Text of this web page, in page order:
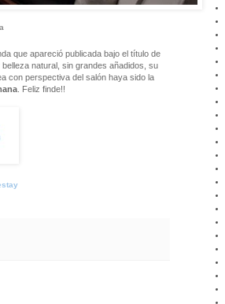
que apareció publicada bajo el título de
natural, sin grandes añadidos, su
con perspectiva del salón haya sido la
. Feliz finde!!